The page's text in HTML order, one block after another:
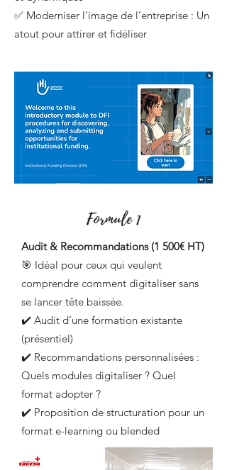
✅ Moderniser l’image de l’entreprise : Un
atout pour attirer et fidéliser
Formule 1
Audit & Recommandations (1 500€ HT)
🎯 Idéal pour ceux qui veulent
comprendre comment digitaliser sans
se lancer tête baissée.
✔️ Audit d’une formation existante
(présentiel)
✔️ Recommandations personnalisées :
Quels modules digitaliser ? Quel
format adopter ?
✔️ Proposition de structuration pour un
format e-learning ou blended